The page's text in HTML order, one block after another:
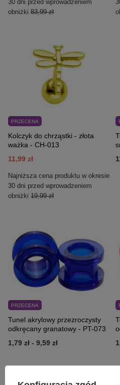
30 dni przed wprowadzeniem
obniżki 83,99 zł
PRZECENA
Kolczyk do chrząstki - złota
ważka - CH-013
11,99 zł
Najniższa cena produktu w okresie
30 dni przed wprowadzeniem
obniżki 19,99 zł
PRZECENA
Tunel akrylowy przezroczysty
odkręcany granatowy - PT-073
1,79 zł - 9,59 zł